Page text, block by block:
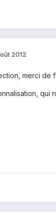
2012
merci de
qui